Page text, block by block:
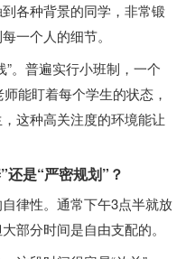
各种背景的同学，非常锻
一个人的细节。
。普遍实行小班制，一个
能盯着每个学生的状态，
这种高关注度的环境能让
还是“严密规划”？
律性。通常下午3点半就放
部分时间是自由支配的。